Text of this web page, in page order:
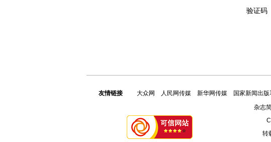
验证码
友情链接 大众网 人民网传媒 新华网传媒 国家新闻出版
杂志
转